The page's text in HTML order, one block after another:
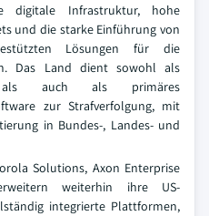
digitale Infrastruktur, hohe
und die starke Einführung von
Lösungen für die
Das Land dient sowohl als
als auch als primäres
zur Strafverfolgung, mit
in Bundes-, Landes- und
Solutions, Axon Enterprise
weiterhin ihre US-
integrierte Plattformen,